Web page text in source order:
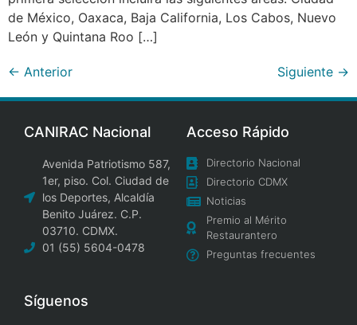
de México, Oaxaca, Baja California, Los Cabos, Nuevo
León y Quintana Roo […]
← Anterior Siguiente →
CANIRAC Nacional
Avenida Patriotismo 587,
1er, piso. Col. Ciudad de
los Deportes, Alcaldía
Benito Juárez. C.P.
03710. CDMX.
01 (55) 5604-0478
Acceso Rápido
Directorio Nacional
Directorio CDMX
Noticias
Premio al Mérito
Restaurantero
Preguntas frecuentes
Síguenos